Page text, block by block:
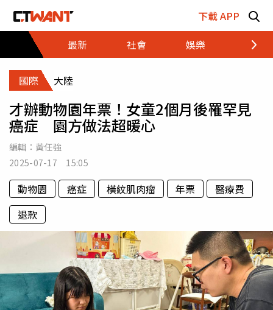
下載 APP
最新
社會 娛樂 財經
國際 大陸
才辦動物園年票！女童2個月後罹罕見
癌症 園方做法超暖心
編輯： 黃任強
2025-07-17 15:05
動物園 癌症 橫紋肌肉瘤 年票
醫療費
退款